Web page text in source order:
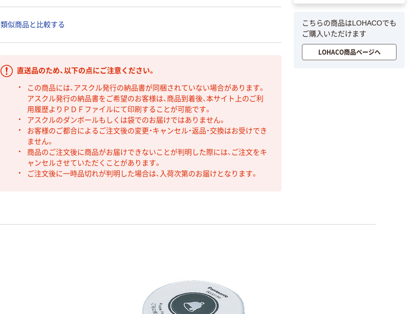
類似商品と比較する
直送品のため、以下の点にご注意ください。
この商品には、アスクル発行の納品書が同梱されていない場合があります。
アスクル発行の納品書をご希望のお客様は、商品到着後、本サイト上のご利
用履歴よりＰＤＦファイルにて印刷することが可能です。
アスクルのダンボールもしくは袋でのお届けではありません。
お客様のご都合によるご注文後の変更・キャンセル・返品・交換はお受けでき
ません。
商品のご注文後に商品がお届けできないことが判明した際には、ご注文をキ
ャンセルさせていただくことがあります。
ご注文後に一時品切れが判明した場合は、入荷次第のお届けとなります。
こちらの商品はLOHACOでも
ご購入いただけます
LOHACO商品ページへ